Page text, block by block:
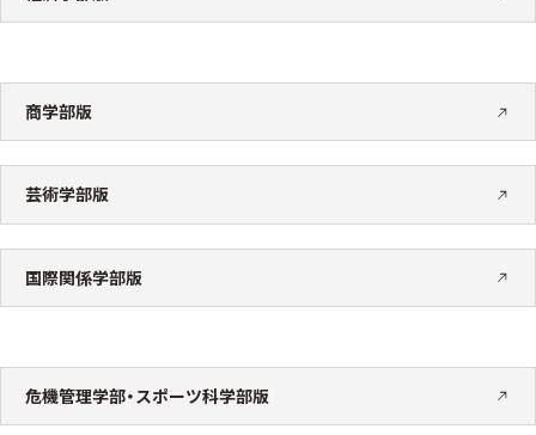
商学部版
芸術学部版
国際関係学部版
危機管理学部・スポーツ科学部版